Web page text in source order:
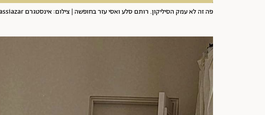
פה זה לא עמק הסיליקון. רותם סלע ואסי עזר בחופשה | צילום: אינסטגרם assiazar@